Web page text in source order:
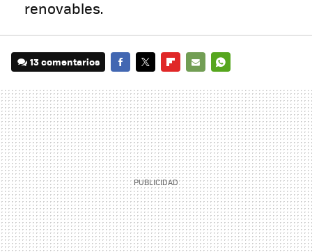
renovables.
13 comentarios
MAIL